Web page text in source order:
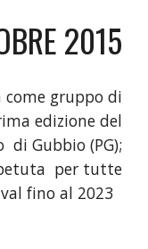
2015
come gruppo di
edizione del
di Gubbio (PG);
per tutte
fino al 2023